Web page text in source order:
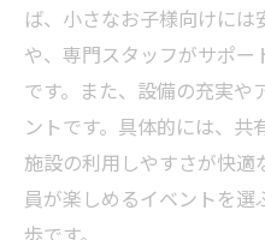
ば、小さなお子様向けに
や、専門スタッフがサポー
です。また、設備の充実や
ントです。具体的には、共
施設の利用しやすさが快適
員が楽しめるイベントを
歩です。